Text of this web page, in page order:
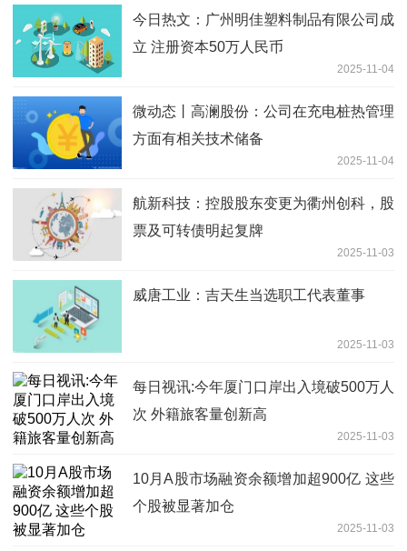
证的综合壁垒
今日热文：广州明佳塑料制品有限公司成
立 注册资本50万人民币
2025-11-04
微动态丨高澜股份：公司在充电桩热管理
方面有相关技术储备
2025-11-04
航新科技：控股股东变更为衢州创科，股
票及可转债明起复牌
2025-11-03
威唐工业：吉天生当选职工代表董事
2025-11-03
每日视讯:今年厦门口岸出入境破500万人
次 外籍旅客量创新高
2025-11-03
10月A股市场融资余额增加超900亿 这些
个股被显著加仓
2025-11-03